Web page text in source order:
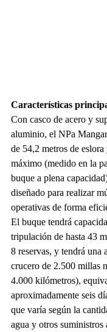
Características
Con casco de acero y
aluminio, el NPa
de 54,2 metros de
máximo (medido en la
buque a plena
diseñado para realizar
operativas de forma
El buque tendrá
tripulación de hasta 43
8 reservas, y tendrá una
crucero de 2.500 millas
4.000 kilómetros),
aproximadamente seis
que varía según la
agua y otros suministros